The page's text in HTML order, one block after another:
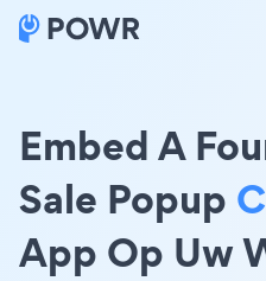
Embed A
Sale Popup
App Op Uw